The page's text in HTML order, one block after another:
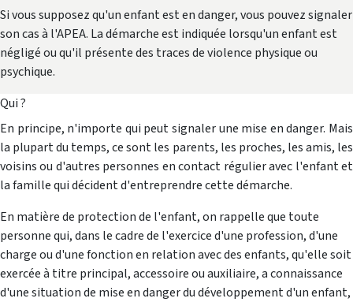
Si vous supposez qu'un enfant est en danger, vous pouvez signaler
son cas à l'APEA. La démarche est indiquée lorsqu'un enfant est
négligé ou qu'il présente des traces de violence physique ou
psychique.
Qui ?
En principe, n'importe qui peut signaler une mise en danger. Mais
la plupart du temps, ce sont les parents, les proches, les amis, les
voisins ou d'autres personnes en contact régulier avec l'enfant et
la famille qui décident d'entreprendre cette démarche.
En matière de protection de l'enfant, on rappelle que toute
personne qui, dans le cadre de l'exercice d'une profession, d'une
charge ou d'une fonction en relation avec des enfants, qu'elle soit
exercée à titre principal, accessoire ou auxiliaire, a connaissance
d'une situation de mise en danger du dévelop­pement d'un enfant,